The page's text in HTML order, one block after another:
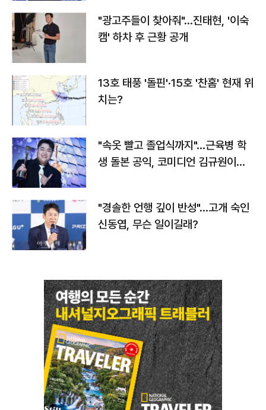
"광고주들이 찾아줘"…진태현, '이숙
캠' 하차 후 근황 공개
13호 태풍 '돌핀'·15호 '찬홈' 현재 위
치는?
"속옷 빨고 졸업식까지"…근육병 학
생 돌본 공익, 코미디언 김규원이었
"경솔한 언행 깊이 반성"…고개 숙인
신동엽, 무슨 일이길래?